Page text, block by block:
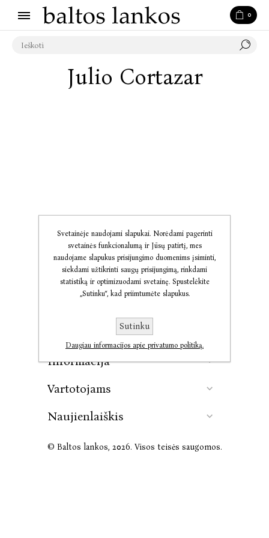
0
Julio Cortazar
Informacija
Vartotojams
Naujienlaiškis
© Baltos lankos, 2026. Visos teisės saugomos.
Svetainėje naudojami slapukai. Norėdami pagerinti
svetainės funkcionalumą ir Jūsų patirtį, mes
naudojame slapukus prisijungimo duomenims įsiminti,
siekdami užtikrinti saugų prisijungimą, rinkdami
statistiką ir optimizuodami svetainę. Spustelėkite
„Sutinku“, kad priimtumėte slapukus.
Sutinku
Daugiau informacijos apie privatumo politiką.